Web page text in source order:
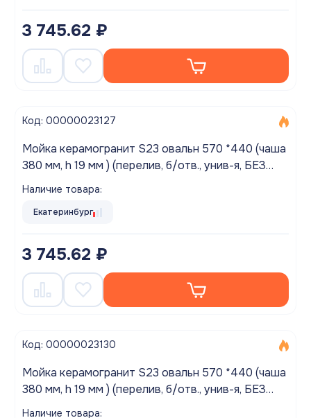
3 745.62 ₽
Код: 00000023127
Мойка керамогранит S23 овальн 570 *440 (чаша
380 мм, h 19 мм ) (перелив, б/отв., унив-я, БЕЗ
Наличие товара:
Екатеринбург
3 745.62 ₽
Код: 00000023130
Мойка керамогранит S23 овальн 570 *440 (чаша
380 мм, h 19 мм ) (перелив, б/отв., унив-я, БЕЗ
Наличие товара: